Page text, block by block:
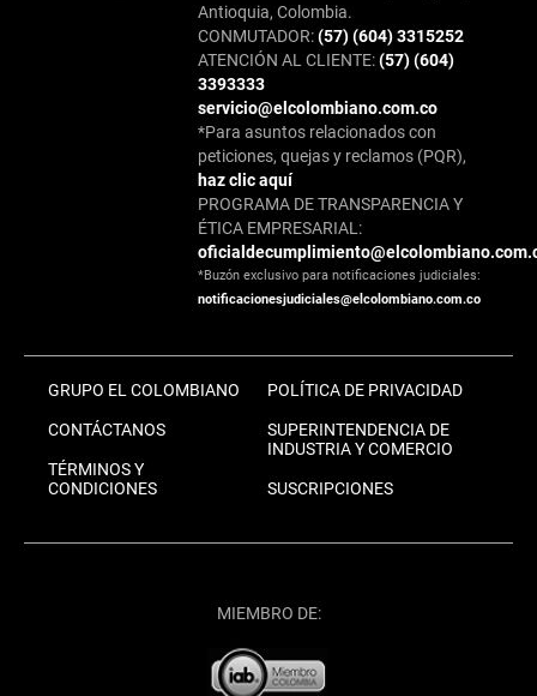
Antioquia, Colombia.
CONMUTADOR:(57) (604) 3315252
ATENCIÓN AL CLIENTE:(57) (604)
3393333
servicio@elcolombiano.com.co
*Para asuntos relacionados con
peticiones, quejas y reclamos (PQR),
haz clic aquí
PROGRAMA DE TRANSPARENCIA Y
ÉTICA EMPRESARIAL:
*Buzón exclusivo para notificaciones judiciales:
notificacionesjudiciales@elcolombiano.com.co
GRUPO EL COLOMBIANO
CONTÁCTANOS
TÉRMINOS Y
CONDICIONES
POLÍTICA DE PRIVACIDAD
SUPERINTENDENCIA DE
INDUSTRIA Y COMERCIO
SUSCRIPCIONES
MIEMBRO DE: